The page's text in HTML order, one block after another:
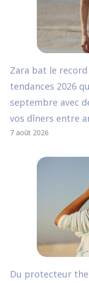
Zara bat le
tendances 2026
septembre avec
vos dîners entre
7 août 2026
Du protecteur